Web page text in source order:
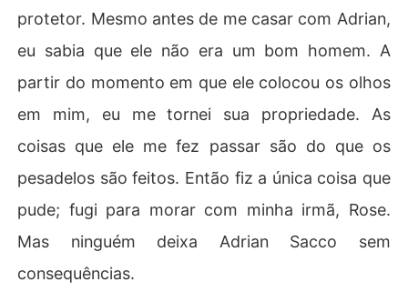
protetor. Mesmo antes de me casar com Adrian,
eu sabia que ele não era um bom homem. A
partir do momento em que ele colocou os olhos
em mim, eu me tornei sua propriedade. As
coisas que ele me fez passar são do que os
pesadelos são feitos. Então fiz a única coisa que
pude; fugi para morar com minha irmã, Rose.
Mas ninguém deixa Adrian Sacco sem
consequências.